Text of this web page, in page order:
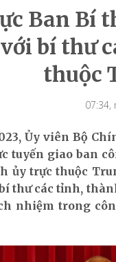
Ban Bí
bí thư
thuộc
07:34,
Ủy viên Bộ
tuyến giao ban
ủy trực thuộc
thư các tỉnh,
nhiệm trong